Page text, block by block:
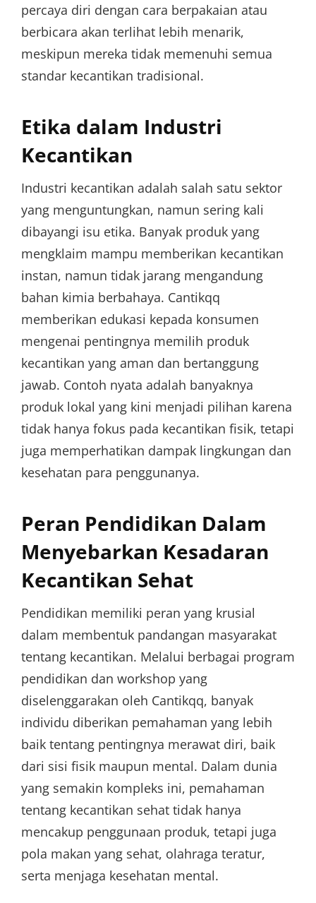
percaya diri dengan cara berpakaian atau
berbicara akan terlihat lebih menarik,
meskipun mereka tidak memenuhi semua
standar kecantikan tradisional.
Etika dalam Industri
Kecantikan
Industri kecantikan adalah salah satu sektor
yang menguntungkan, namun sering kali
dibayangi isu etika. Banyak produk yang
mengklaim mampu memberikan kecantikan
instan, namun tidak jarang mengandung
bahan kimia berbahaya. Cantikqq
memberikan edukasi kepada konsumen
mengenai pentingnya memilih produk
kecantikan yang aman dan bertanggung
jawab. Contoh nyata adalah banyaknya
produk lokal yang kini menjadi pilihan karena
tidak hanya fokus pada kecantikan fisik, tetapi
juga memperhatikan dampak lingkungan dan
kesehatan para penggunanya.
Peran Pendidikan Dalam
Menyebarkan Kesadaran
Kecantikan Sehat
Pendidikan memiliki peran yang krusial
dalam membentuk pandangan masyarakat
tentang kecantikan. Melalui berbagai program
pendidikan dan workshop yang
diselenggarakan oleh Cantikqq, banyak
individu diberikan pemahaman yang lebih
baik tentang pentingnya merawat diri, baik
dari sisi fisik maupun mental. Dalam dunia
yang semakin kompleks ini, pemahaman
tentang kecantikan sehat tidak hanya
mencakup penggunaan produk, tetapi juga
pola makan yang sehat, olahraga teratur,
serta menjaga kesehatan mental.